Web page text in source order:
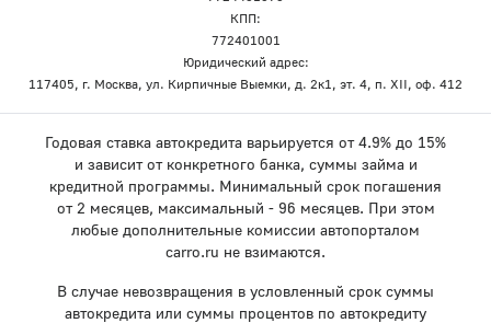
КПП:
772401001
Юридический адрес:
117405, г. Москва, ул. Кирпичные Выемки, д. 2к1, эт. 4, п. XII, оф. 412
Годовая ставка автокредита варьируется от 4.9% до 15%
и зависит от конкретного банка, суммы займа и
кредитной программы. Минимальный срок погашения
от 2 месяцев, максимальный - 96 месяцев. При этом
любые дополнительные комиссии автопорталом
carro.ru не взимаются.
В случае невозвращения в условленный срок суммы
автокредита или суммы процентов по автокредиту